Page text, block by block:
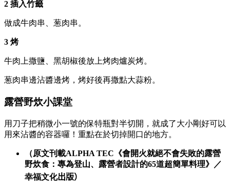
2 插入竹籤
做成牛肉串、葱肉串。
3 烤
牛肉上撒鹽、黑胡椒後放上烤肉爐炭烤。
葱肉串邊沾醬邊烤，烤好後再撒點大蒜粉。
露營野炊小課堂
用刀子把稍微小一號的保特瓶對半切開，就成了大小剛好可以
用來沾醬的容器囉！重點在於切掉開口的地方。
（原文刊載ALPHA TEC《會開火就絕不會失敗的露營
野炊食：專為登山、露營者設計的65道超簡單料理》／
幸福文化出版）